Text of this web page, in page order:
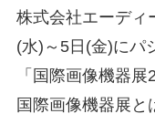
株式会社エーディ
(水)～5日(金)にパ
「国際画像機器
国際画像機器展